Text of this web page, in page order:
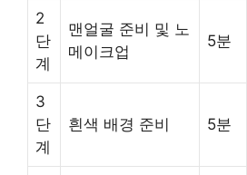
2
단
계
맨얼굴 준비 및 노
메이크업
5분
3
단
계
흰색 배경 준비 5분